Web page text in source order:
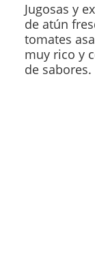
Jugosas y
de atún
tomates
muy rico y
de sabores.